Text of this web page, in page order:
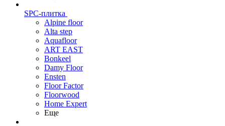
SPC-плитка
Alpine floor
Alta step
Aquafloor
ART EAST
Bonkeel
Damy Floor
Ensten
Floor Factor
Floorwood
Home Expert
Еще